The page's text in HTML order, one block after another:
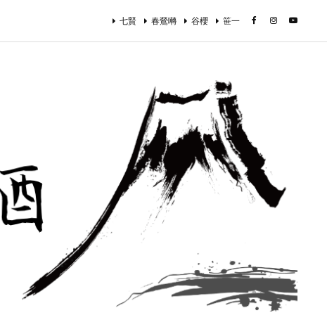
七賢 春鶯囀 谷櫻 笹一